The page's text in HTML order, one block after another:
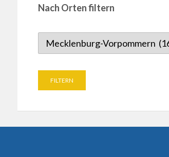
Nach Orten filtern